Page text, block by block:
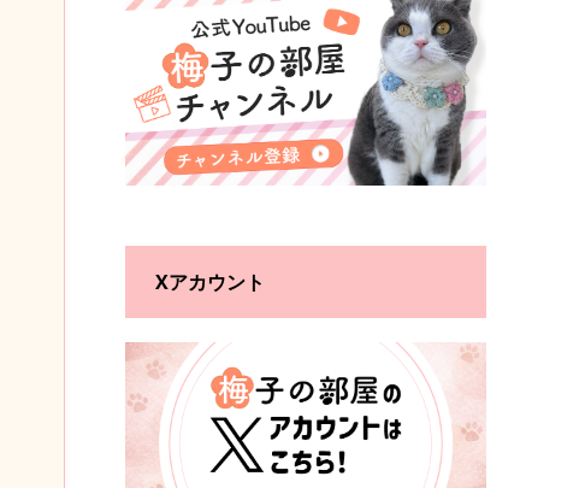
Xアカウント